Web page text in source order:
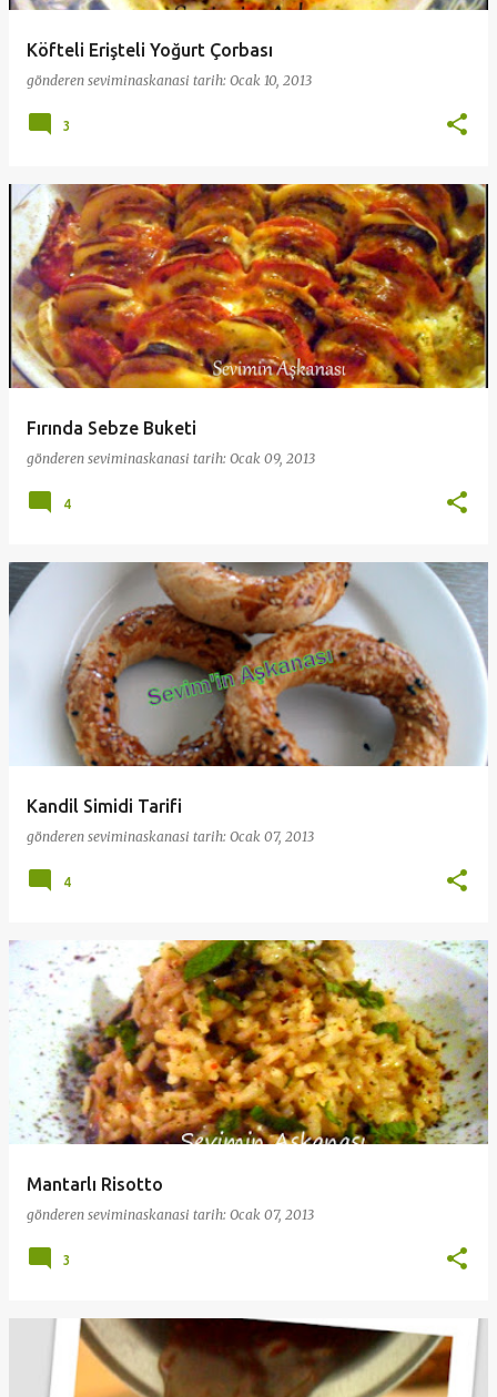
Köfteli Erişteli Yoğurt Çorbası
gönderen seviminaskanasi tarih: Ocak 10, 2013
3
Fırında Sebze Buketi
gönderen seviminaskanasi tarih: Ocak 09, 2013
4
Kandil Simidi Tarifi
gönderen seviminaskanasi tarih: Ocak 07, 2013
4
Mantarlı Risotto
gönderen seviminaskanasi tarih: Ocak 07, 2013
3